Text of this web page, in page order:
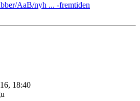
AaB/nyh ... -fremtiden
18:40